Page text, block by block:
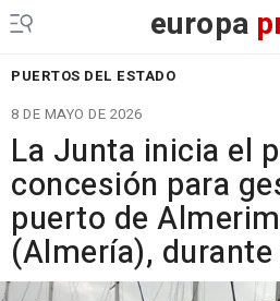
europa
PUERTOS DEL ESTADO
8 DE MAYO DE 2026
La Junta inicia el
concesión para
puerto de
(Almería),